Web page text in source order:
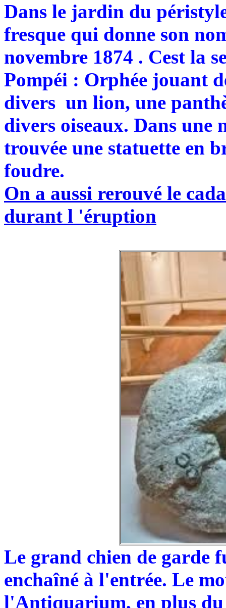
Dans le jardin du
fresque qui donne son
novembre 1874 . Cest la
Pompéi : Orphée jouant
divers un lion, une
divers oiseaux. Dans
trouvée une statuette en
foudre.
On a aussi rerouvé le
durant l 'éruption
Le grand chien de garde
enchaîné à l'entrée. Le
l'Antiquarium, en plus du